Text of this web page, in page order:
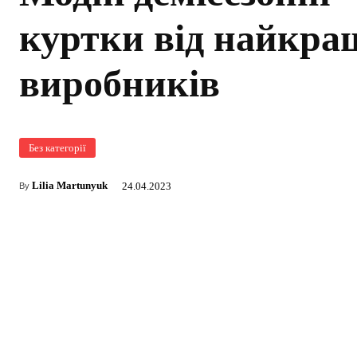
куртки від
виробників
Без категорії
By Lilia Martunyuk 24.04.2023